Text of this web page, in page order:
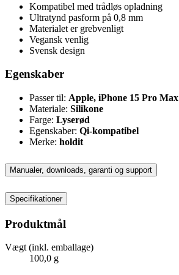
Kompatibel med trådløs opladning
Ultratynd pasform på 0,8 mm
Materialet er grebvenligt
Vegansk venlig
Svensk design
Egenskaber
Passer til: Apple, iPhone 15 Pro Max
Materiale: Silikone
Farge: Lyserød
Egenskaber: Qi-kompatibel
Merke: holdit
Manualer, downloads, garanti og support
Specifikationer
Produktmål
Vægt (inkl. emballage)
100,0 g